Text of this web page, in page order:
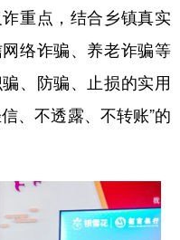
Français عربى
日本語 한국어
重点，结合乡镇真实
络诈骗、养老诈骗等
、防骗、止损的实用
、不透露、不转账”的